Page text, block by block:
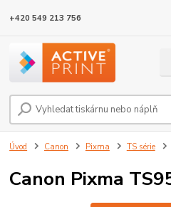
+420 549 213 756
Úvod Canon Pixma TS série
Canon Pixma